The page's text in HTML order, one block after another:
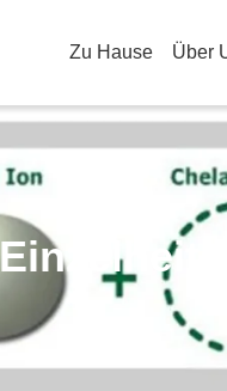
Zu Hause Über